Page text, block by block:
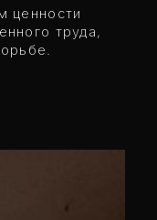
ценности
труда,